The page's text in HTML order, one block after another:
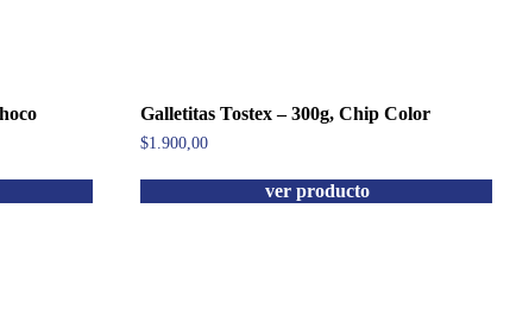
Galletitas Tostex – 300g, Chip Color
$1.900,00
ver producto